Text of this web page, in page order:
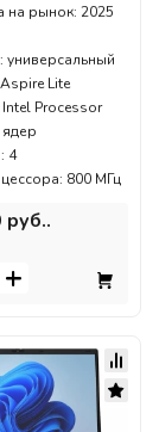
на рынок: 2025
универсальный
Lite
Processor
4
800 МГц
руб..
+